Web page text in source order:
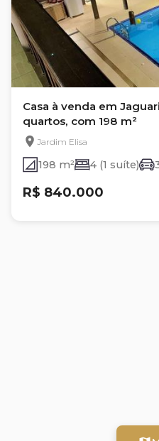
Casa à venda em
quartos, com 198 m²
Jardim Elisa
198 m² 4 (1 suíte)
R$ 840.000